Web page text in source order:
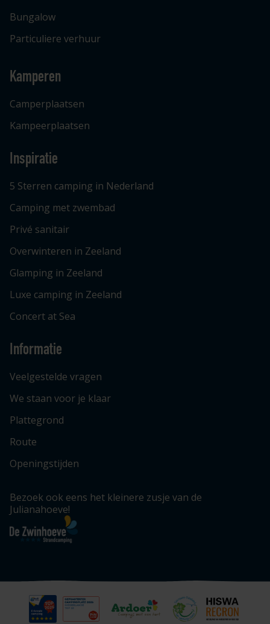
Bungalow
Particuliere verhuur
Kamperen
Camperplaatsen
Kampeerplaatsen
Inspiratie
5 Sterren camping in Nederland
Camping met zwembad
Privé sanitair
Overwinteren in Zeeland
Glamping in Zeeland
Luxe camping in Zeeland
Concert at Sea
Informatie
Veelgestelde vragen
We staan voor je klaar
Plattegrond
Route
Openingstijden
Bezoek ook eens het kleinere zusje van de
Julianahoeve!